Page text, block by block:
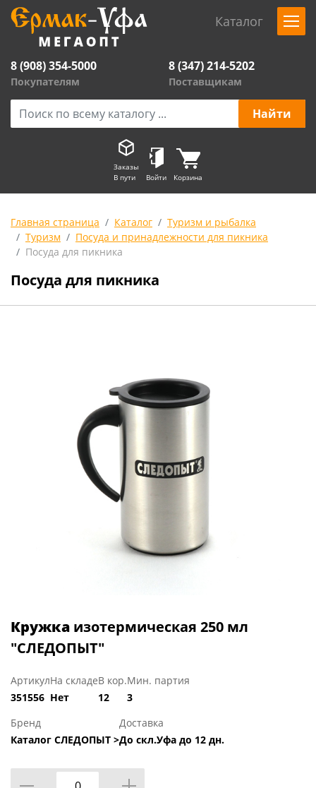
Каталог
8 (908) 354-5000
Покупателям
8 (347) 214-5202
Поставщикам
Заказы
В пути
Войти Корзина
Главная страница Каталог
Туризм и рыбалка
Туризм
Посуда и принадлежности для пикника
Посуда для пикника
Посуда для пикника
Кружка изотермическая 250 мл
"СЛЕДОПЫТ"
Артикул
351556
На складе
Нет
В кор.
12
Мин. партия
3
Бренд
Каталог СЛЕДОПЫТ >
Доставка
До скл.Уфа до 12 дн.